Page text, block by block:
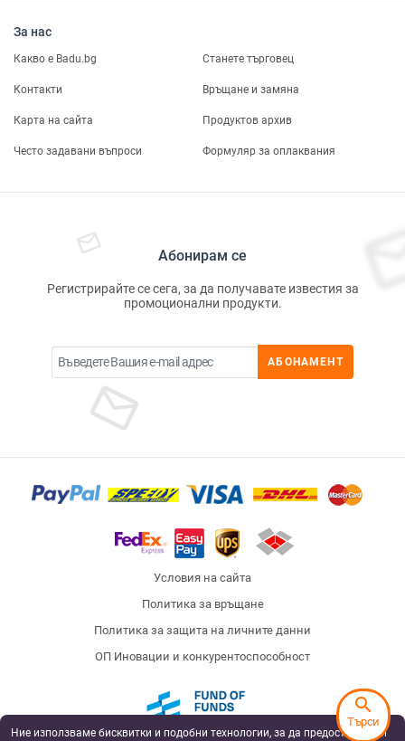
За нас
Какво е Badu.bg Станете търговец
Контакти Връщане и замяна
Карта на сайта Продуктов архив
Често задавани въпроси Формуляр за оплаквания
Абонирам се
Регистрирайте се сега, за да получавате известия за
промоционални продукти.
АБОНАМЕНТ
Условия на сайта
Политика за връщане
Политика за защита на личните данни
ОП Иновации и конкурентоспособност
Ние използваме бисквитки и подобни технологии, за да предоставяме и
search
Търси